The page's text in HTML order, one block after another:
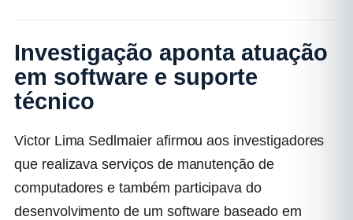
Investigação aponta atuação
em software e suporte
técnico
Victor Lima Sedlmaier afirmou aos investigadores
que realizava serviços de manutenção de
computadores e também participava do
desenvolvimento de um software baseado em